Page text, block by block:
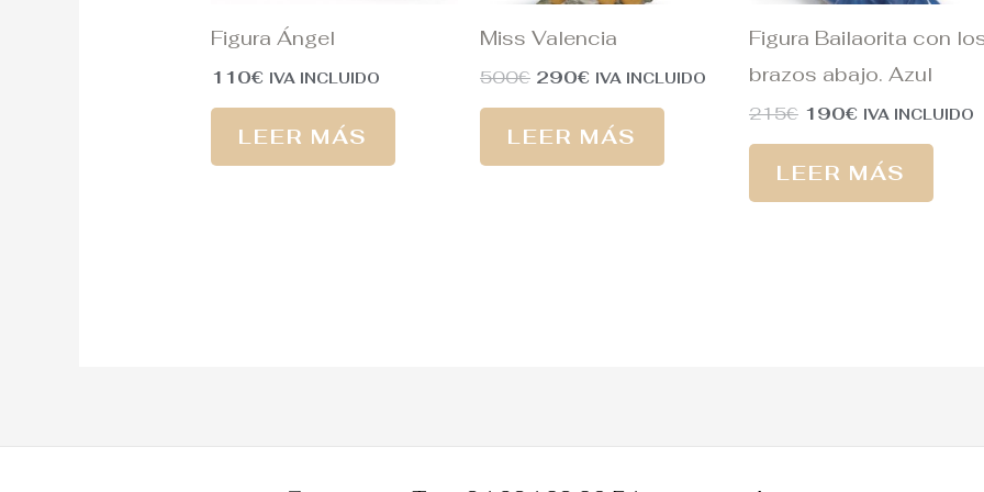
Figura Ángel
110€ IVA INCLUIDO
LEER MÁS
Miss Valencia
500€ 290€ IVA INCLUIDO
LEER MÁS
Figura Bailaorita con
brazos abajo. Azul
215€ 190€ IVA INCLUIDO
LEER MÁS